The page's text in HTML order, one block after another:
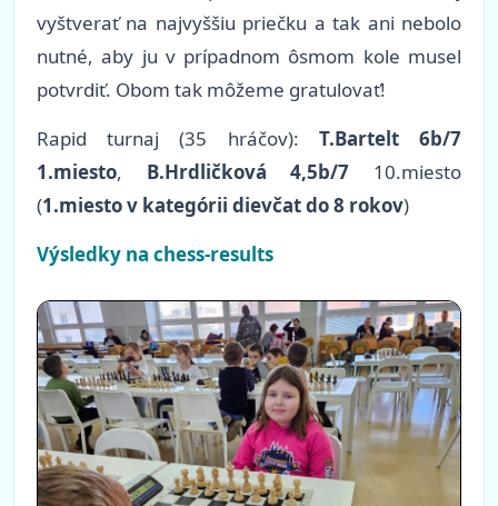
vyštverať na najvyššiu priečku a tak ani nebolo
nutné, aby ju v prípadnom ôsmom kole musel
potvrdiť. Obom tak môžeme gratulovať!
Rapid turnaj (35 hráčov): T.Bartelt 6b/7
1.miesto, B.Hrdličková 4,5b/7 10.miesto
(1.miesto v kategórii dievčat do 8 rokov)
Výsledky na chess-results